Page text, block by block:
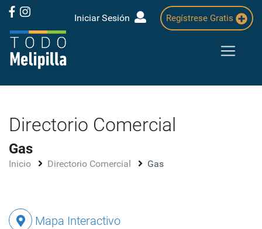
Iniciar Sesión Regístrese Gratis
Directorio Comercial
Gas
Inicio Directorio Comercial Gas
Mapa Interactivo